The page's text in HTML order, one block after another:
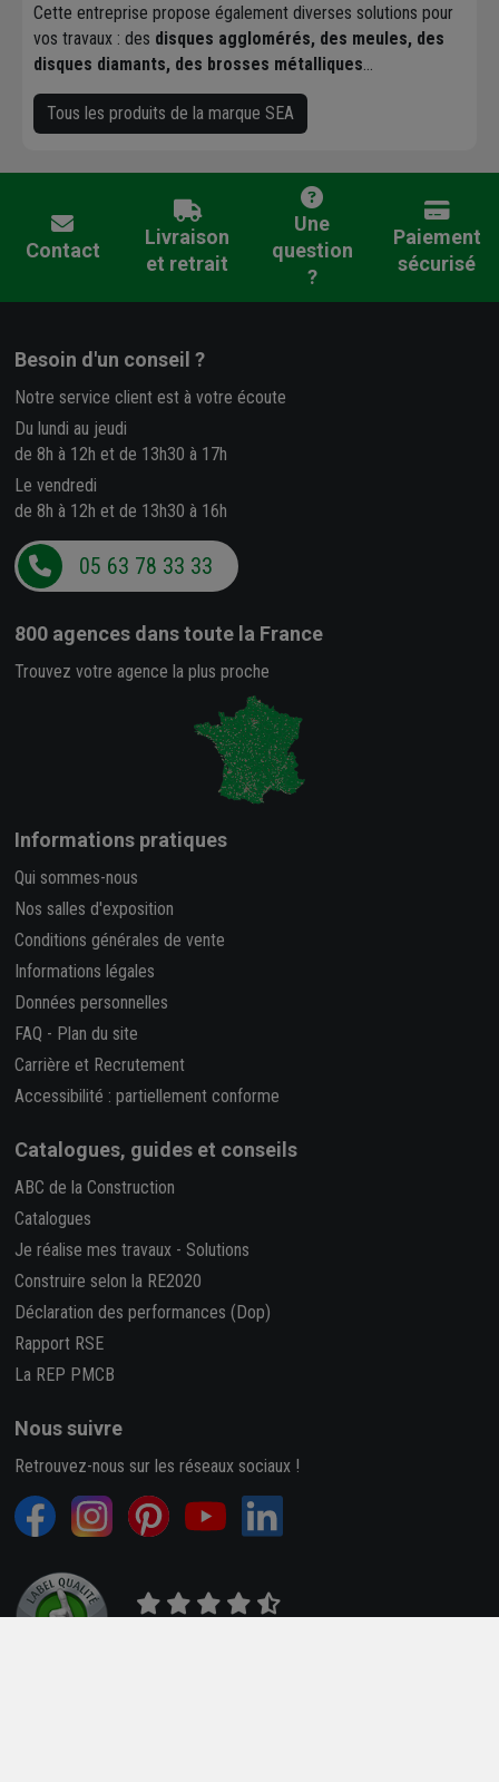
Cette entreprise propose également diverses solutions pour
vos travaux : des disques agglomérés, des meules, des
disques diamants, des brosses métalliques...
Tous les produits de la marque SEA
Contact
Livraison
et retrait
Une
question
?
Paiement
sécurisé
Besoin d'un conseil ?
Notre service client est à votre écoute
Du lundi au jeudi
de 8h à 12h et de 13h30 à 17h
Le vendredi
de 8h à 12h et de 13h30 à 16h
05 63 78 33 33
800 agences dans toute la France
Trouvez votre agence la plus proche
Informations pratiques
Qui sommes-nous
Nos salles d'exposition
Conditions générales de vente
Informations légales
Données personnelles
FAQ - Plan du site
Carrière et Recrutement
Accessibilité : partiellement conforme
Catalogues, guides et conseils
ABC de la Construction
Catalogues
Je réalise mes travaux - Solutions
Construire selon la RE2020
Déclaration des performances (Dop)
Rapport RSE
La REP PMCB
Nous suivre
Retrouvez-nous sur les réseaux sociaux !